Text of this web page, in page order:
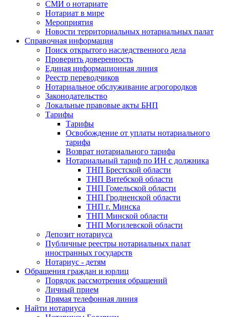
СМИ о нотариате
Нотариат в мире
Мероприятия
Новости территориальных нотариальных палат
Справочная информация
Поиск открытого наследственного дела
Проверить доверенность
Единая информационная линия
Реестр переводчиков
Нотариальное обслуживание агрогородков
Законодательство
Локальные правовые акты БНП
Тарифы
Тарифы
Освобождение от уплаты нотариального
тарифа
Возврат нотариального тарифа
Нотариальный тариф по ИН с должника
ТНП Брестской области
ТНП Витебской области
ТНП Гомельской области
ТНП Гродненской области
ТНП г. Минска
ТНП Минской области
ТНП Могилевской области
Депозит нотариуса
Публичные реестры нотариальных палат
иностранных государств
Нотариус - детям
Обращения граждан и юрлиц
Порядок рассмотрения обращений
Личный прием
Прямая телефонная линия
Найти нотариуса